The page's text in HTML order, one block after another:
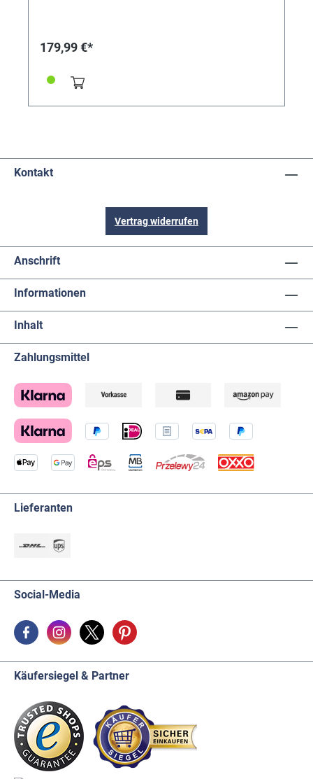
179,99 €*
Kontakt
Vertrag widerrufen
Anschrift
Informationen
Inhalt
Zahlungsmittel
Lieferanten
Social-Media
Käufersiegel & Partner